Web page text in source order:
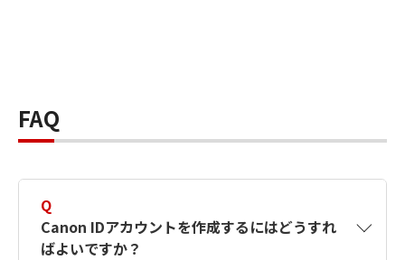
FAQ
Q
Canon IDアカウントを作成するにはどうすれ
ばよいですか？